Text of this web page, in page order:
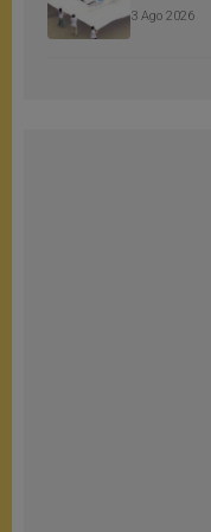
3 Ago 2026